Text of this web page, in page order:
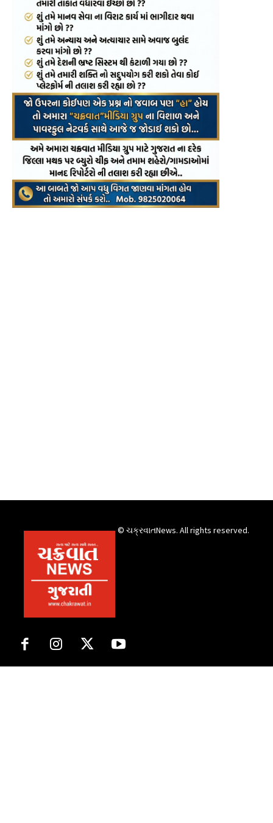
© ચક્રવાતNews. All rights reserved.